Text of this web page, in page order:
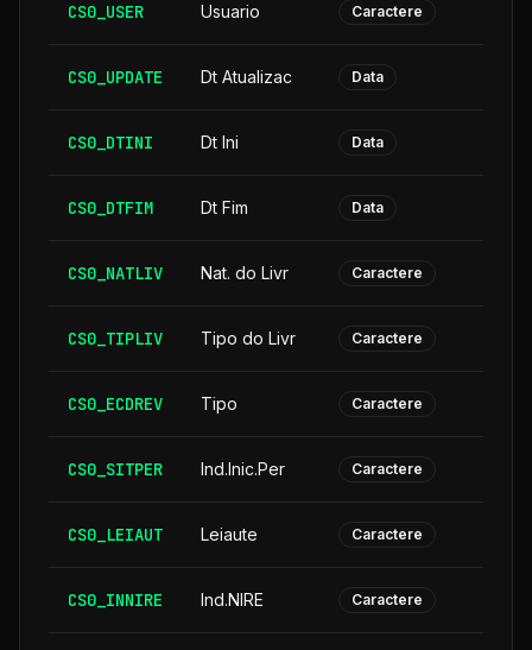
CS0_USER Usuario Caractere
CS0_UPDATE Dt Atualizac Data
CS0_DTINI Dt Ini Data
CS0_DTFIM Dt Fim Data
CS0_NATLIV Nat. do Livr Caractere
CS0_TIPLIV Tipo do Livr Caractere
CS0_ECDREV Tipo Caractere
CS0_SITPER Ind.Inic.Per Caractere
CS0_LEIAUT Leiaute Caractere
CS0_INNIRE Ind.NIRE Caractere